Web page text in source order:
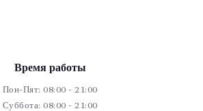
Время работы
Пон-Пят: 08:00 - 21:00
Суббота: 08:00 - 21:00